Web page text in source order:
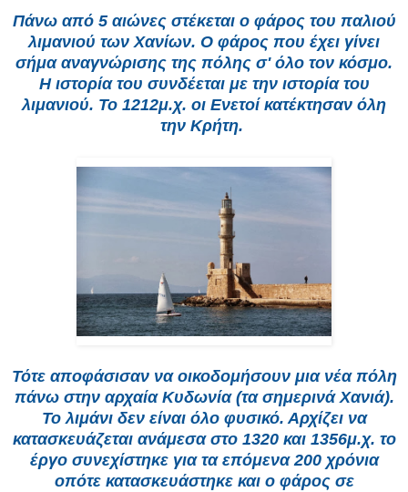
Πάνω από 5 αιώνες στέκεται ο φάρος του παλιού
λιμανιού των Χανίων. Ο φάρος που έχει γίνει
σήμα αναγνώρισης της πόλης σ' όλο τον κόσμο.
Η ιστορία του συνδέεται με την ιστορία του
λιμανιού. Το 1212μ.χ. οι Ενετοί κατέκτησαν όλη
την Κρήτη.
Τότε αποφάσισαν να οικοδομήσουν μια νέα πόλη
πάνω στην αρχαία Κυδωνία (τα σημερινά Χανιά).
Το λιμάνι δεν είναι όλο φυσικό. Αρχίζει να
κατασκευάζεται ανάμεσα στο 1320 και 1356μ.χ. το
έργο συνεχίστηκε για τα επόμενα 200 χρόνια
οπότε κατασκευάστηκε και ο φάρος σε